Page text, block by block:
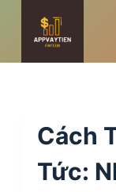
i
Cách
Tức: